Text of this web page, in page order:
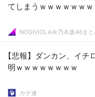
てしまうｗｗｗｗｗｗ
NOGIVIOLA＠乃木坂46まと
【悲報】ダンカン、イ
明ｗｗｗｗｗｗｗｗ
カナ速